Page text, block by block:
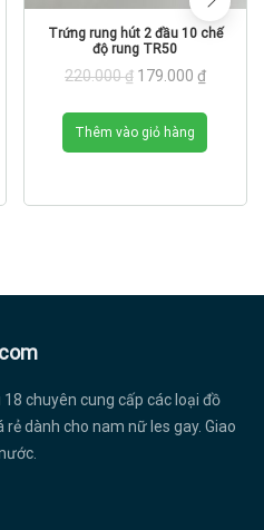
₫.
Trứng rung hút 2 đầu 10 chế
độ rung TR50
220.000₫ Giá
là:
220.000 ₫.
179.000 ₫Giá
tại
179.000
Thêm vào giỏ hàng
chuyên cung cấp các loại đồ
dành cho nam nữ les gay. Giao